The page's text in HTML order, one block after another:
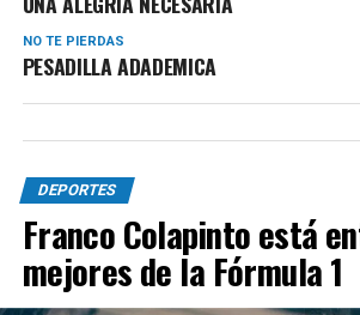
NO TE PIERDAS
PESADILLA ADADEMICA
DEPORTES
Franco Colapinto está
mejores de la Fórmula 1